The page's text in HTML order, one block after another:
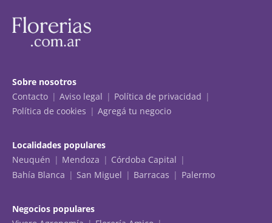
Sobre nosotros
Contacto
Aviso legal
Política de privacidad
Política de cookies
Agregá tu negocio
Localidades populares
Neuquén
Mendoza
Córdoba Capital
Bahía Blanca
San Miguel Barracas Palermo
Negocios populares